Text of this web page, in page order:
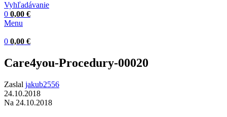
Vyhľadávanie
0 0,00 €
Menu
0 0,00 €
Care4you-Procedury-00020
Zaslal jakub2556
24.10.2018
Na 24.10.2018